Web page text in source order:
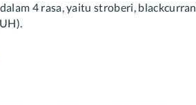
4 rasa, yaitu stroberi,